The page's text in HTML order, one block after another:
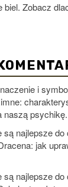
biel. Zobacz
i
naszą psychikę.
najlepsze do
jak
najlepsze do